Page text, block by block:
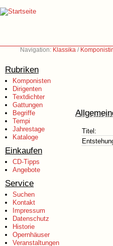
Navigation: Klassika /
Rubriken
Komponisten
Dirigenten
Textdichter
Gattungen
Begriffe
Tempi
Jahrestage
Kataloge
Einkaufen
CD-Tipps
Angebote
Service
Suchen
Kontakt
Impressum
Datenschutz
Historie
Opernhäuser
Veranstaltungen
Titel: